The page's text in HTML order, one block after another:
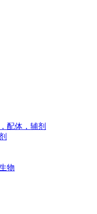
配体，辅剂
物